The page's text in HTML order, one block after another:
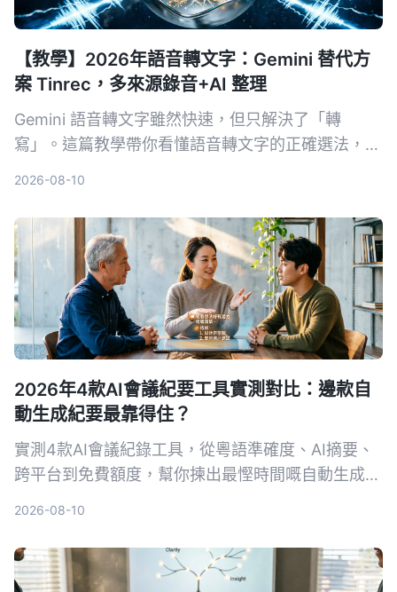
【教學】2026年語音轉文字：Gemini 替代方
案 Tinrec，多來源錄音+AI 整理
Gemini 語音轉文字雖然快速，但只解決了「轉
寫」。這篇教學帶你看懂語音轉文字的正確選法，並
2026-08-10
2026年4款AI會議紀要工具實測對比：邊款自
動生成紀要最靠得住？
實測4款AI會議紀錄工具，從粵語準確度、AI摘要、
跨平台到免費額度，幫你揀出最慳時間嘅自動生成紀
2026-08-10